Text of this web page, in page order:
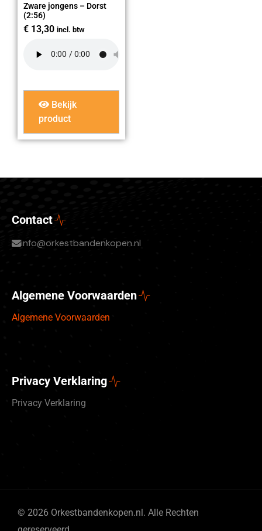
Zware jongens – Dorst
(2:56)
€ 13,30 incl. btw
Bekijk
product
Contact
info@orkestbandenkopen.nl
Algemene Voorwaarden
Algemene Voorwaarden
Privacy Verklaring
Privacy Verklaring
© 2026 Orkestbandenkopen.nl. Alle Rechten